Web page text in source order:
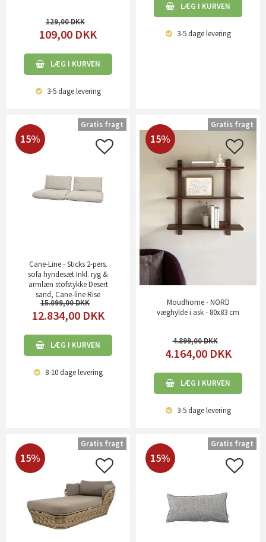
129,00
109,00 DKK
LÆG I KURVEN
3-5 dagelevering
LÆG I KURVEN
3-5 dagelevering
15%
Cane-Line - Sticks 2-pers.
sofa hyndesæt Inkl. ryg &
armlæn stofstykke Desert
sand, Cane-line Rise
15.099,00
12.834,00 DKK
LÆG I KURVEN
8-10 dagelevering
Gratis fragt
15%
Moudhome - NORD
væghylde i ask - 80x83 cm
4.899,00
4.164,00 DKK
LÆG I KURVEN
3-5 dagelevering
Gratis fragt
15%
Gratis fragt
15%
Gratis fragt